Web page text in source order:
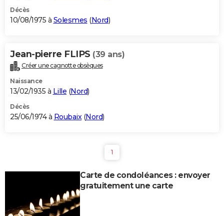
Décès
10/08/1975 à Solesmes (Nord)
Jean-pierre FLIPS (39 ans)
Créer une cagnotte obsèques
Naissance
13/02/1935 à Lille (Nord)
Décès
25/06/1974 à Roubaix(Nord)
1
Carte de condoléances : envoyer
gratuitement une carte